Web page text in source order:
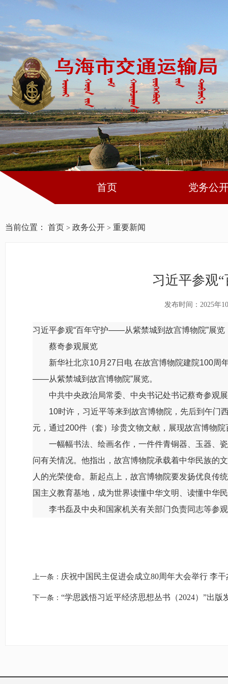
首页 党务公
当前位置： 首页 > 政务公开 > 重要新闻
习近平参观
发布时间：2025年
习近平参观“百年守护——从紫禁城到故宫博物院”展览
蔡奇参观展览
新华社北京10月27日电 在故宫博物院建院100周年
——从紫禁城到故宫博物院”展览。
中共中央政治局常委、中央书记处书记蔡奇参观
10时许，习近平等来到故宫博物院，先后到午门西
元，通过200件（套）珍贵文物文献，展现故宫博物
一幅幅书法、绘画名作，一件件青铜器、玉器、瓷
问有关情况。他指出，故宫博物院承载着中华民族的
人的光荣使命。新起点上，故宫博物院要发扬优良传
国主义教育基地，成为世界读懂中华文明、读懂中华
李书磊及中央和国家机关有关部门负责同志等参
上一条： 庆祝中国民主促进会成立80周年大会举行 李
下一条： “学思践悟习近平经济思想丛书（2024）”出版